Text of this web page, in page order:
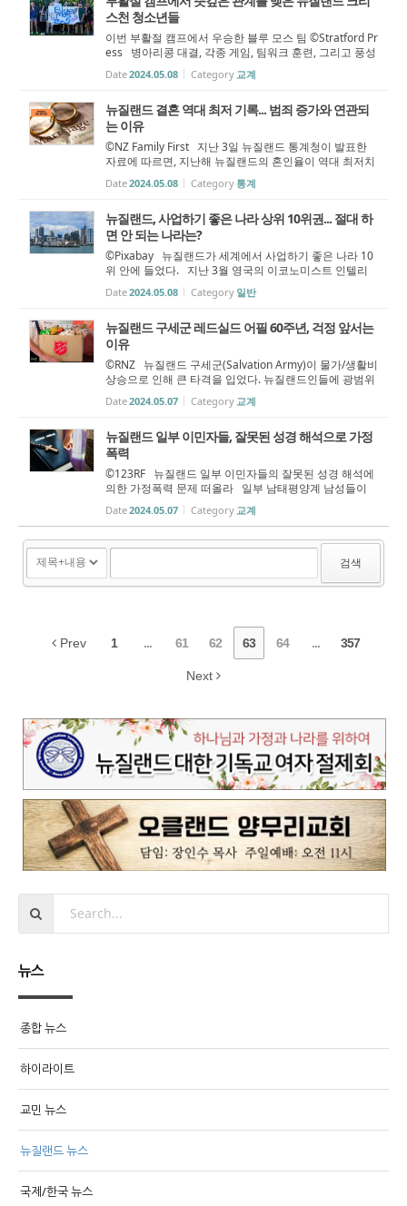
스천 청소년들
이번 부활절 캠프에서 우승한 블루 모스 팀 ©Stratford Pr
ess 병아리콩 대결, 각종 게임, 팀워크 훈련, 그리고 풍성
한 예배... 180명의 타라나키(Taranaki) 청소년들이 올해
부활절 캠프(Easter camp)에서 즐거운 시간을 보냈다.
Date2024.05.08 Category 교계
뉴질랜드 결혼 역대 최저 기록... 범죄 증가와 연관되
는 이유
©NZ Family First 지난 3일 뉴질랜드 통계청이 발표한
자료에 따르면, 지난해 뉴질랜드의 혼인율이 역대 최저치
를 기록했다. 2023년 한 해 동안 (법적 혼인 자격이 되는 1
6세 이상 미혼) 뉴질랜드인 1,000명당 9쌍만이 결혼했다.
Date2024.05.08 Category 통계
뉴질랜드, 사업하기 좋은 나라 상위 10위권... 절대 하
면 안 되는 나라는?
©Pixabay 뉴질랜드가 세계에서 사업하기 좋은 나라 10
위 안에 들었다. 지난 3월 영국의 이코노미스트 인텔리
전스 유닛(EIU)은 향후 5년 동안 세계에서 사업하기 가장
좋은 나라 즉 ‘세계 비즈니스 환경 순위’를 발표했다. 82개
Date2024.05.08 Category 일반
뉴질랜드 구세군 레드실드 어필 60주년, 걱정 앞서는
이유
©RNZ 뉴질랜드 구세군(Salvation Army)이 물가/생활비
상승으로 인해 큰 타격을 입었다. 뉴질랜드인들에 광범위
한 사회 복지 서비스를 제공하는 기독교 자선단체, 구세군
의 복지 재정이 이전에는 볼 수 없었던 수준으로 심각하게
Date2024.05.07 Category 교계
뉴질랜드 일부 이민자들, 잘못된 성경 해석으로 가정
폭력
©123RF 뉴질랜드 일부 이민자들의 잘못된 성경 해석에
의한 가정폭력 문제 떠올라 일부 남태평양계 남성들이
가정 폭력을 정당화하기 위해 성경 구절을 잘못 해석하고
있다는 우려가 나왔다. 사모아-중국계 사회복지사 제네
비브 상-얌(Genevieve Sang-Y...
Date2024.05.07 Category 교계
검색
Prev 1 ... 61 62 63 64 ... 357
Next
뉴스
종합 뉴스
하이라이트
교민 뉴스
뉴질랜드 뉴스
국제/한국 뉴스